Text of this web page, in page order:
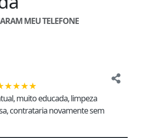
MEU TELEFONE
★★★★
muito educada, limpeza
contrataria novamente sem